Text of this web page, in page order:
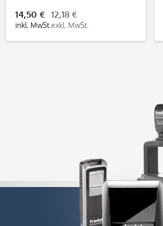
14,50 €
inkl. MwSt.
12,18 €
exkl. MwSt.